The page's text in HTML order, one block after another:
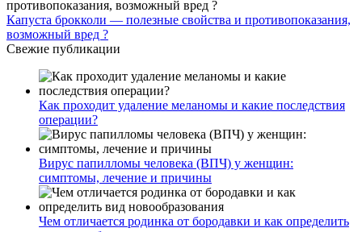
Капуста брокколи — полезные свойства и противопоказания,
возможный вред ?
Свежие публикации
Как проходит удаление меланомы и какие последствия
операции?
Вирус папилломы человека (ВПЧ) у женщин:
симптомы, лечение и причины
Чем отличается родинка от бородавки и как определить